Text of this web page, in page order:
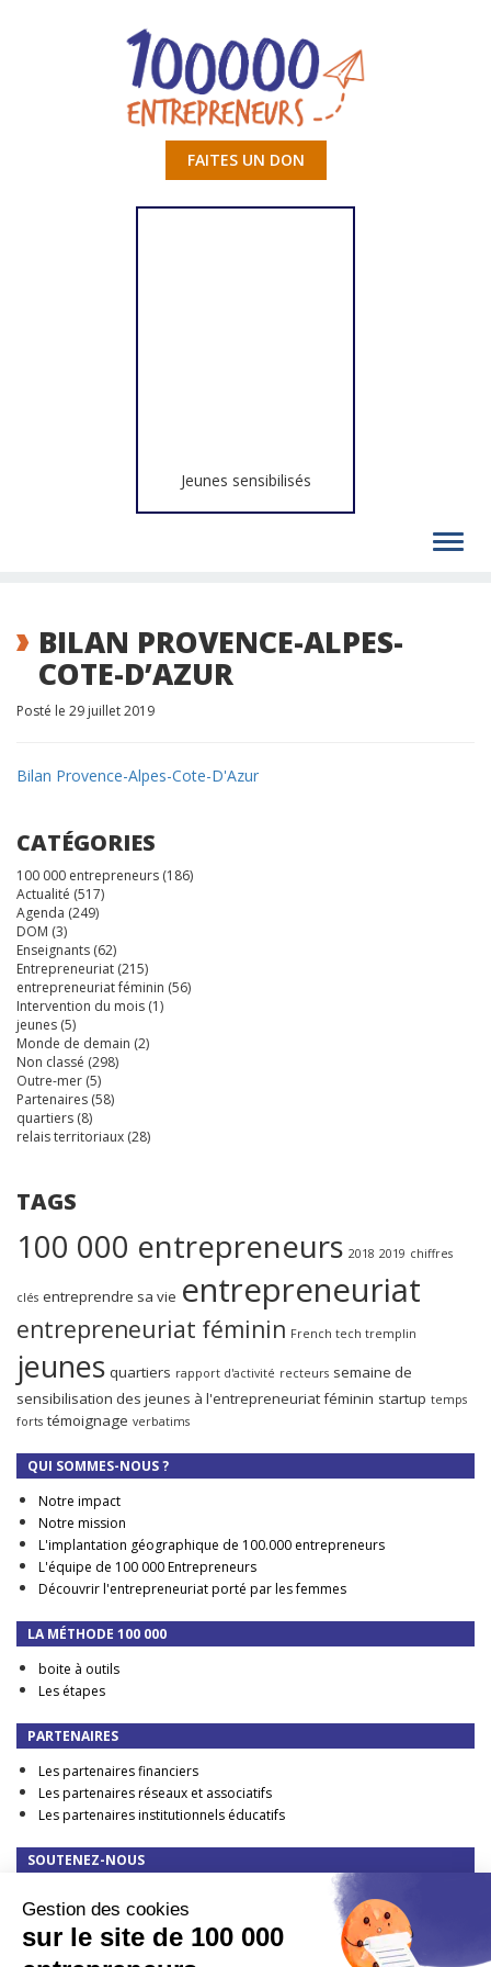
FAITES UN DON
Jeunes sensibilisés
BILAN PROVENCE-ALPES-
COTE-D’AZUR
Posté le 29 juillet 2019
Bilan Provence-Alpes-Cote-D'Azur
CATÉGORIES
100 000 entrepreneurs (186)
Actualité (517)
Agenda (249)
DOM (3)
Enseignants (62)
Entrepreneuriat (215)
entrepreneuriat féminin (56)
Intervention du mois (1)
jeunes (5)
Monde de demain (2)
Non classé (298)
Outre-mer (5)
Partenaires (58)
quartiers (8)
relais territoriaux (28)
TAGS
100 000 entrepreneurs 2018 2019 chiffres
clés entreprendre sa vie entrepreneuriat
entrepreneuriat féminin French tech tremplin
jeunes quartiers rapport d'activité recteurs semaine de
sensibilisation des jeunes à l'entrepreneuriat féminin startup temps
forts témoignage verbatims
QUI SOMMES-NOUS ?
Notre impact
Notre mission
L'implantation géographique de 100.000 entrepreneurs
L'équipe de 100 000 Entrepreneurs
Découvrir l'entrepreneuriat porté par les femmes
LA MÉTHODE 100 000
boite à outils
Les étapes
PARTENAIRES
Les partenaires financiers
Les partenaires réseaux et associatifs
Les partenaires institutionnels éducatifs
SOUTENEZ-NOUS
DEVENIR PARTENAIRE FINANCIER
TAXE D'APPRENTISSAGE : elle change en 2023 !
Gestion des cookies
sur le site de 100 000